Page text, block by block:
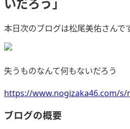
本日次のブログは松尾美佑さんです
失うものなんて何もないだろう
https://www.nogizaka46.com/
ブログの概要